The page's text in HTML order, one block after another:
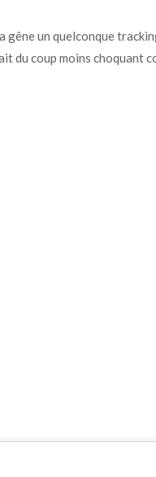
gêne un quelconque
du coup moins